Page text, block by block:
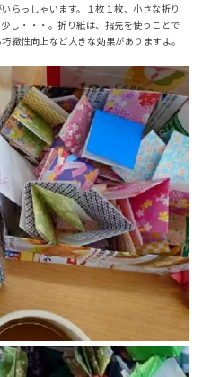
らっしゃいます。１枚１枚、小さな折り
し・・・。折り紙は、指先を使うことで
緻性向上など大きな効果がありますよ。